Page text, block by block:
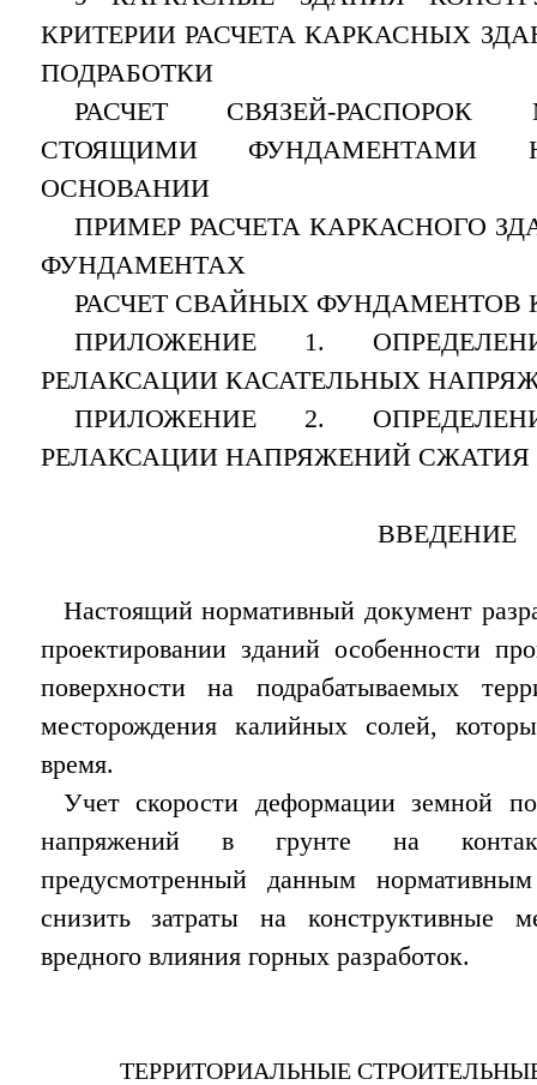
КРИТЕРИИ РАСЧЕТА КАРКАСНЫХ
ПОДРАБОТКИ
РАСЧЕТ СВЯЗЕЙ-
СТОЯЩИМИ ФУНДАМЕНТАМИ
ОСНОВАНИИ
ПРИМЕР РАСЧЕТА КАРКАСНОГО
ФУНДАМЕНТАХ
РАСЧЕТ СВАЙНЫХ ФУНДАМЕНТОВ
ПРИЛОЖЕНИЕ 1.
РЕЛАКСАЦИИ КАСАТЕЛЬНЫХ
ПРИЛОЖЕНИЕ 2.
РЕЛАКСАЦИИ НАПРЯЖЕНИЙ СЖАТИЯ
ВВЕДЕНИЕ
Настоящий нормативный документ
проектировании зданий особенности
поверхности на подрабатываемых
месторождения калийных солей,
время.
Учет скорости деформации земной
напряжений в грунте на
предусмотренный данным
снизить затраты на конструктивные
вредного влияния горных разработок.
ТЕРРИТОРИАЛЬНЫЕ